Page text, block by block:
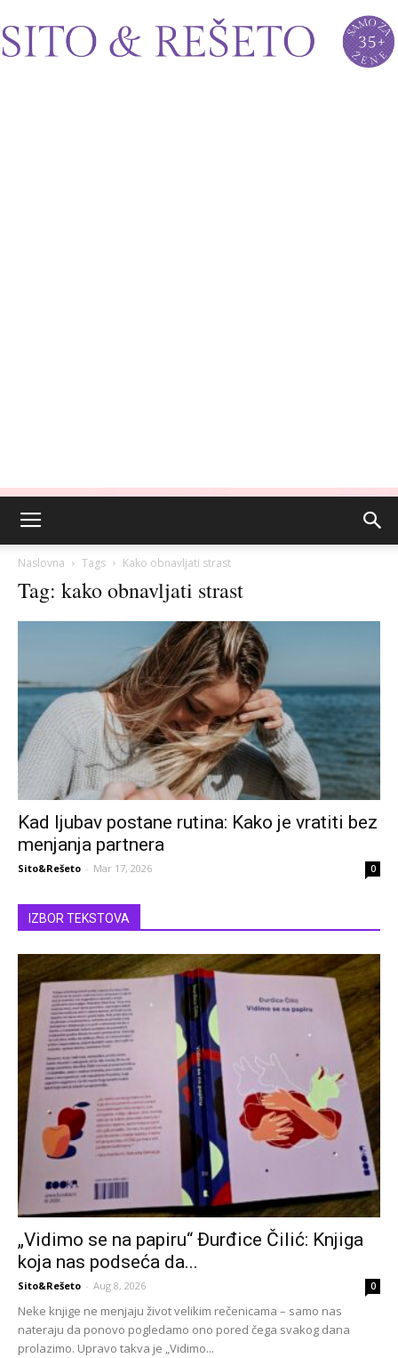
Naslovna Tags Kako obnavljati strast
Tag: kako obnavljati strast
Kad ljubav postane rutina: Kako je vratiti bez
menjanja partnera
Sito&Rešeto - Mar 17, 2026 0
IZBOR TEKSTOVA
„Vidimo se na papiru“ Đurđice Čilić: Knjiga
koja nas podseća da...
Sito&Rešeto - Aug 8, 2026 0
Neke knjige ne menjaju život velikim rečenicama – samo nas
nateraju da ponovo pogledamo ono pored čega svakog dana
prolazimo. Upravo takva je „Vidimo...